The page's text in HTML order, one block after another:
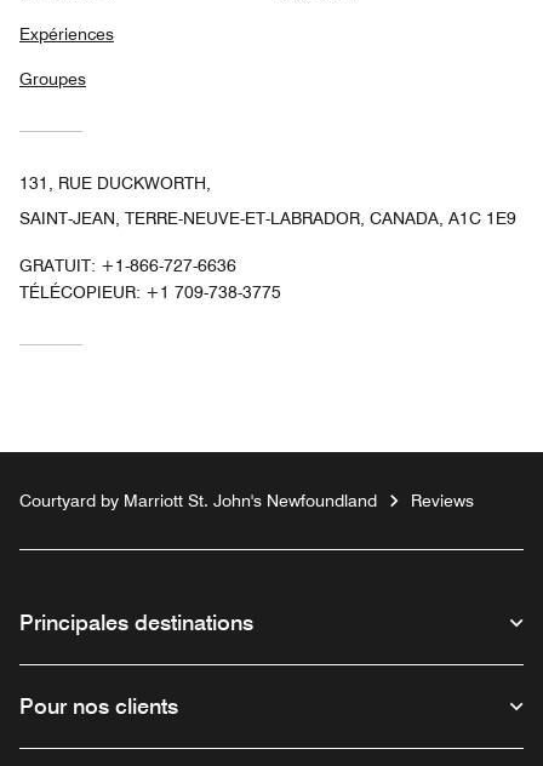
Expériences
Groupes
131, RUE DUCKWORTH,
SAINT-JEAN, TERRE-NEUVE-ET-LABRADOR, CANADA, A1C 1E9
GRATUIT: +1-866-727-6636
TÉLÉCOPIEUR: +1 709-738-3775
Courtyard by Marriott St. John's Newfoundland Reviews
Principales destinations
Pour nos clients